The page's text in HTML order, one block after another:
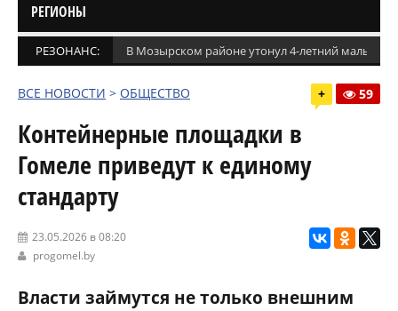
РЕГИОНЫ
РЕЗОНАНС: В Мозырском районе утонул 4-летний мальчик
ВСЕ НОВОСТИ > ОБЩЕСТВО + 59
Контейнерные площадки в
Гомеле приведут к единому
стандарту
23.05.2026 в 08:20
progomel.by
Власти займутся не только внешним